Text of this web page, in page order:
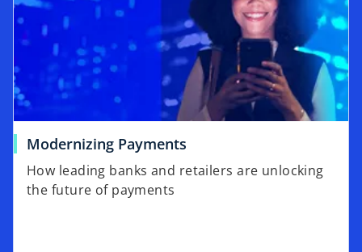
Modernizing Payments
How leading banks and retailers are unlocking
the future of payments